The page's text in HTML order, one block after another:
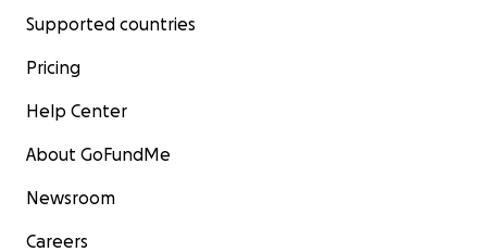
Supported countries
Pricing
Help Center
About GoFundMe
Newsroom
Careers